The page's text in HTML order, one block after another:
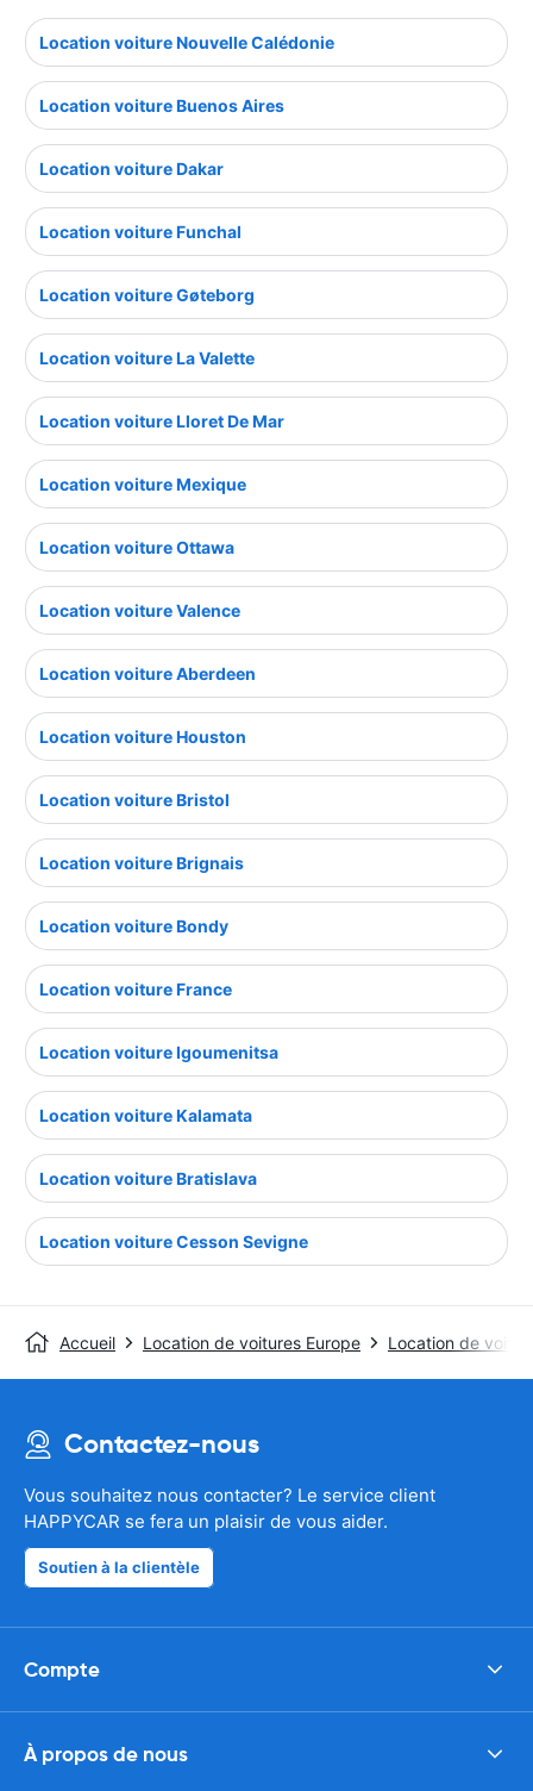
Location voiture Nouvelle Calédonie
Location voiture Buenos Aires
Location voiture Dakar
Location voiture Funchal
Location voiture Gøteborg
Location voiture La Valette
Location voiture Lloret De Mar
Location voiture Mexique
Location voiture Ottawa
Location voiture Valence
Location voiture Aberdeen
Location voiture Houston
Location voiture Bristol
Location voiture Brignais
Location voiture Bondy
Location voiture France
Location voiture Igoumenitsa
Location voiture Kalamata
Location voiture Bratislava
Location voiture Cesson Sevigne
Accueil Location de voitures Europe Location de
Contactez-nous
Vous souhaitez nous contacter? Le service client
HAPPYCAR se fera un plaisir de vous aider.
Soutien à la clientèle
Compte
À propos de nous